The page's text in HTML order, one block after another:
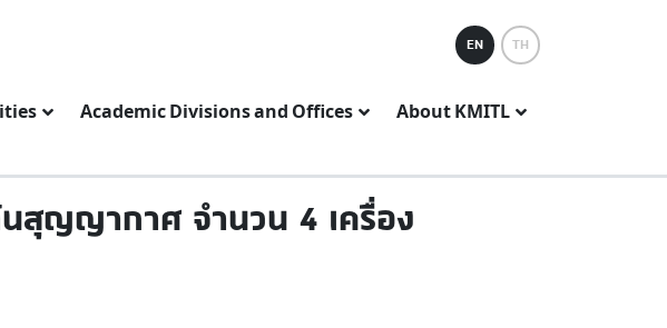
EN TH
Academic Divisions and Offices
About KMITL
นสุญญากาศ จำนวน 4 เครื่อง